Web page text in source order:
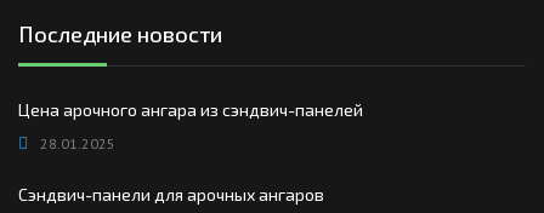
Последние новости
Цена арочного ангара из сэндвич-панелей
28.01.2025
Сэндвич-панели для арочных ангаров